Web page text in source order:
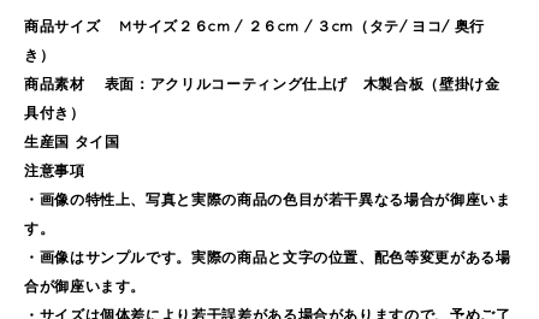
商品サイズ Mサイズ２６cm / ２６cm / ３cm（タテ/ ヨコ/ 奥行
き）
商品素材 表面：アクリルコーティング仕上げ 木製合板（壁掛け金
具付き）
生産国 タイ国
注意事項
・画像の特性上、写真と実際の商品の色目が若干異なる場合が御座いま
す。
・画像はサンプルです。実際の商品と文字の位置、配色等変更がある場
合が御座います。
・サイズは個体差により若干誤差がある場合がありますので、予めご了